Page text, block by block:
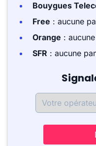
Bouygues
Free : aucune
Orange :
SFR : aucune